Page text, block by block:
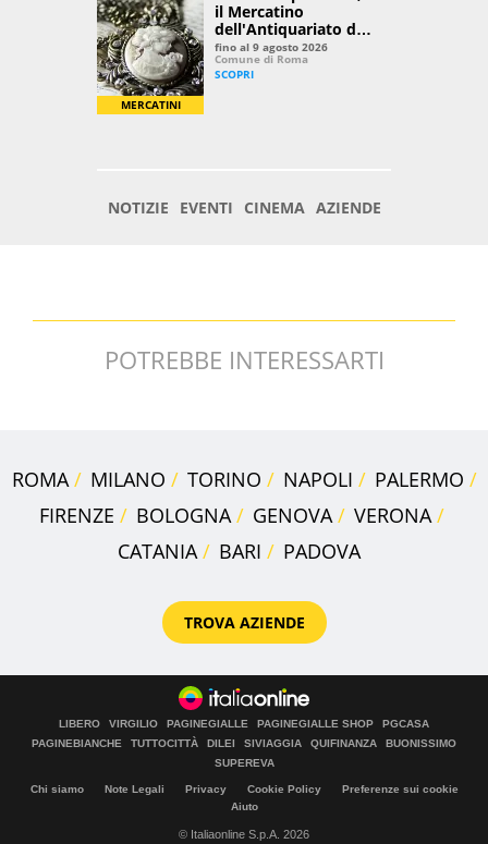
POTREBBE INTERESSARTI
ROMA MILANO TORINO NAPOLI
PALERMO
FIRENZE
BOLOGNA GENOVA
VERONA
CATANIA
BARI PADOVA
TROVA AZIENDE
LIBERO VIRGILIO PAGINEGIALLE PAGINEGIALLE SHOP
PGCASA
PAGINEBIANCHE
TUTTOCITTÀ DILEI SIVIAGGIA QUIFINANZA
BUONISSIMO
SUPEREVA
Chi siamo Note Legali Privacy Cookie Policy
Preferenze sui cookie
Aiuto
© Italiaonline S.p.A. 2026